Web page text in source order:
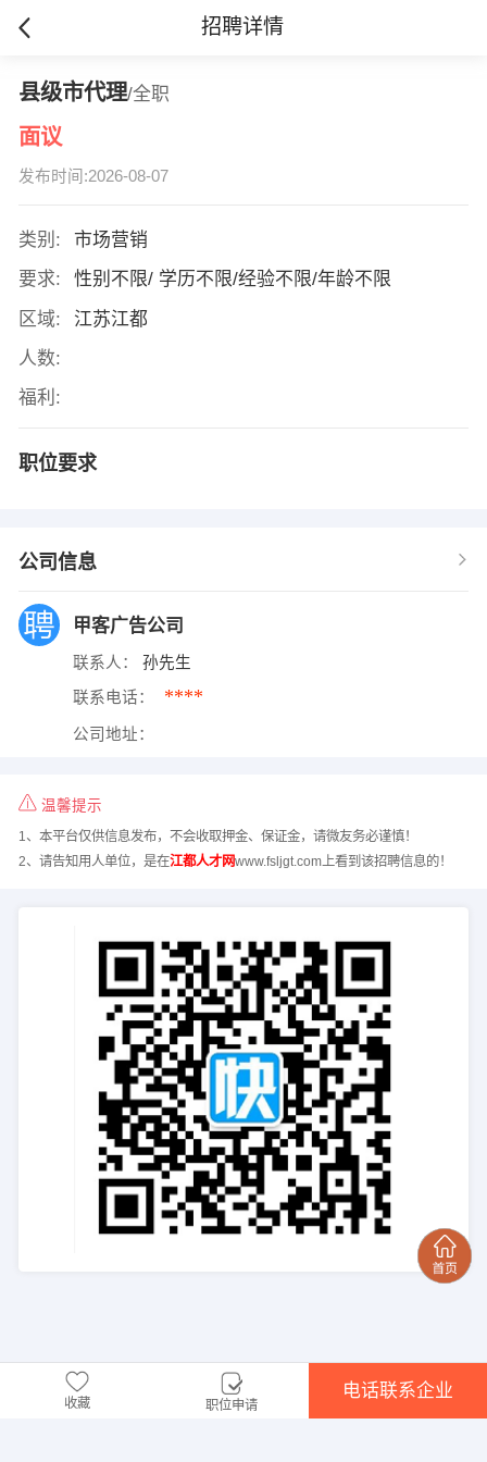
招聘详情
县级市代理/全职
面议
发布时间:2026-08-07
类别:
市场营销
要求:
性别不限/ 学历不限/经验不限/年龄不限
区域:
江苏江都
人数:
福利:
职位要求
公司信息
甲客广告公司
联系人： 孙先生
联系电话： ****
公司地址：
温馨提示
1、本平台仅供信息发布，不会收取押金、保证金，请微友务必谨慎！
2、请告知用人单位，是在江都人才网www.fsljgt.com上看到该招聘信息的！
收藏 职位申请
电话联系企业